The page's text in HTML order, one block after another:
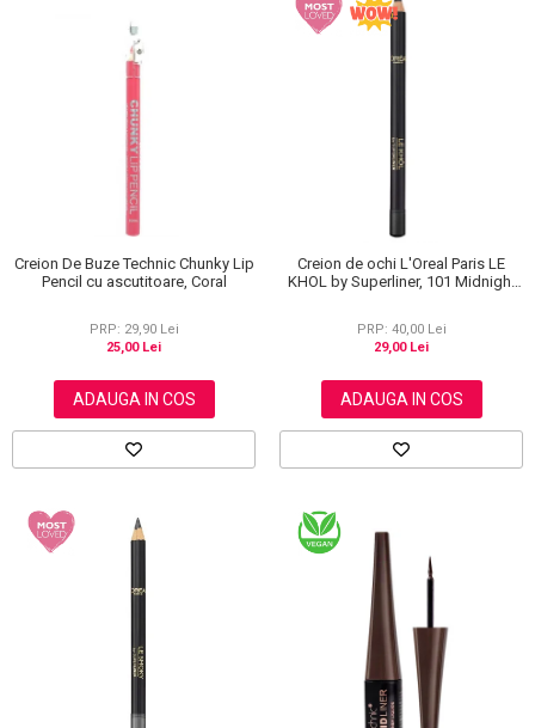
Creion De Buze Technic Chunky Lip
Pencil cu ascutitoare, Coral
PRP: 29,90 Lei
25,00 Lei
ADAUGA IN COS
Creion de ochi L'Oreal Paris LE
KHOL by Superliner, 101 Midnight
PRP: 40,00 Lei
29,00 Lei
ADAUGA IN COS